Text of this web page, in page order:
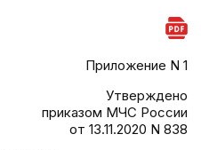
Приложение N 1
Утверждено
приказом МЧС России
от 13.11.2020 N 838